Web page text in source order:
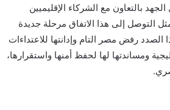
بالتعاون مع الشركاء الإقليميين
التوصل إلى هذا الاتفاق مرحلة جديدة
رفض مصر التام وإدانتها للاعتداءات
ومساندتها لها لحفظ أمنها واستقرارها،